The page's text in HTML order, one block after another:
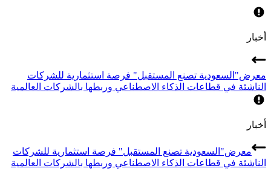
أخبار
معرض"السعودية تصنع المستقبل" فرصة استثمارية للشركات
الناشئة في قطاعات الذكاء الاصطناعي وربطها بالشركات العالمية
أخبار
معرض"السعودية تصنع المستقبل" فرصة استثمارية للشركات
الناشئة في قطاعات الذكاء الاصطناعي وربطها بالشركات العالمية